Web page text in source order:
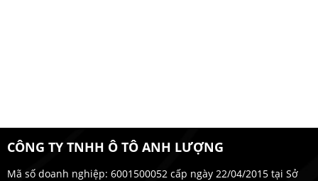
CÔNG TY TNHH Ô TÔ ANH LƯỢNG
Mã số doanh nghiệp: 6001500052 cấp ngày 22/04/2015 tại Sở